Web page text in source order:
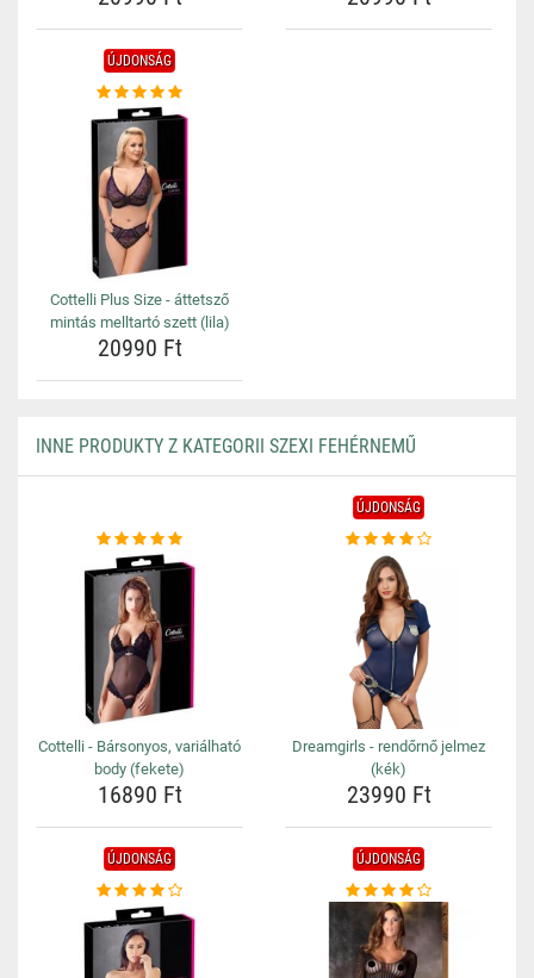
ÚJDONSÁG
Cottelli Plus Size - áttetsző
mintás melltartó szett (lila)
20990 Ft
INNE PRODUKTY Z KATEGORII SZEXI FEHÉRNEMŰ
Cottelli - Bársonyos, variálható
body (fekete)
16890 Ft
ÚJDONSÁG
Dreamgirls - rendőrnő jelmez
(kék)
23990 Ft
ÚJDONSÁG ÚJDONSÁG